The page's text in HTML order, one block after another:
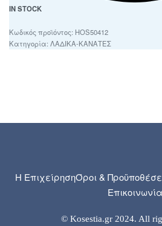
IN STOCK
HOS50412
Κατηγορία: ΛΑΔΙΚΑ-ΚΑΝΑΤΕΣ
Η ΕπιχείρησηΌροι &
Επικοινωνία
© Kosestia.gr 2024. All